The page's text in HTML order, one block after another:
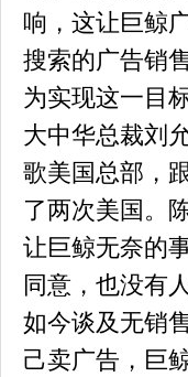
响，这让巨鲸
搜索的广告销
为实现这一目
大中华总裁刘
歌美国总部，
了两次美国。
让巨鲸无奈的
同意，也没有
如今谈及无销
己卖广告，巨